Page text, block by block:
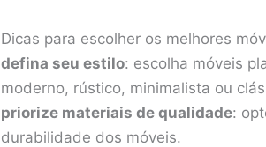
Dicas para escolher os melhores
defina seu estilo: escolha móveis
moderno, rústico, minimalista ou
priorize materiais de qualidade:
durabilidade dos móveis.